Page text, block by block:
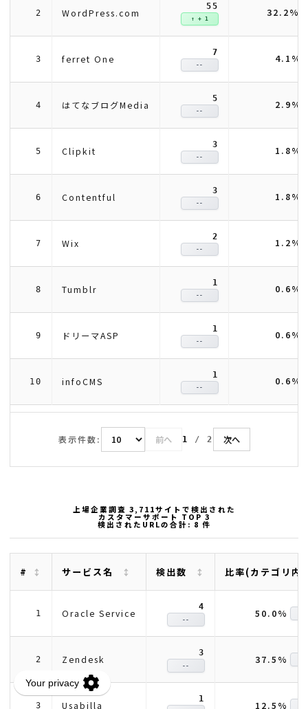
2 WordPress.com
55
↑ + 1 32.2%
3 ferret One
7
-- 4.1%
4 はてなブログMedia
5
-- 2.9%
5 Clipkit
3
-- 1.8%
6 Contentful
3
-- 1.8%
7 Wix
2
-- 1.2%
8 Tumblr
1
-- 0.6%
9 ドリーマASP
1
-- 0.6%
10 infoCMS
1
-- 0.6%
表示件数: 前へ 1 / 2 次へ
上場企業調査 3,711サイトで検出された
カスタマーサポート TOP 3
検出されたURLの合計: 8 件
# サービス名 検出数 比率(カテゴリ
1 Oracle Service
4
-- 50.0%
2 Zendesk
3
-- 37.5%
3 Usabilla
1
12.5%